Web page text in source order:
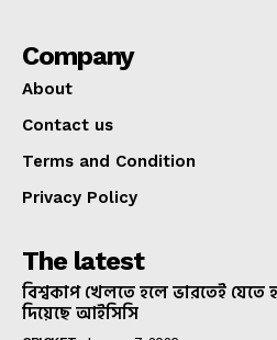
Company
About
Contact us
Terms and Condition
Privacy Policy
The latest
বিশ্বকাপ খেলতে হলে ভারতেই যেতে
দিয়েছে আইসিসি